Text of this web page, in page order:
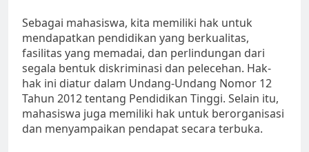
Sebagai mahasiswa, kita memiliki hak untuk
mendapatkan pendidikan yang berkualitas,
fasilitas yang memadai, dan perlindungan dari
segala bentuk diskriminasi dan pelecehan. Hak-
hak ini diatur dalam Undang-Undang Nomor 12
Tahun 2012 tentang Pendidikan Tinggi. Selain itu,
mahasiswa juga memiliki hak untuk berorganisasi
dan menyampaikan pendapat secara terbuka.